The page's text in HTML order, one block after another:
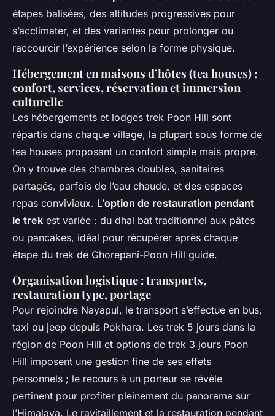
étapes balisées, des altitudes progressives pour
s’acclimater, et des variantes pour prolonger ou
raccourcir l’expérience selon la forme physique.
Hébergement en maisons d’hôtes (tea houses) :
confort, services, réservation et immersion
culturelle
Les hébergements et lodges trek Poon Hill sont
répartis dans chaque village, la plupart sous forme de
tea houses proposant un confort simple mais propre.
On y trouve des chambres doubles, sanitaires
partagés, parfois de l’eau chaude, et des espaces
repas conviviaux. L’option de restauration pendant
le trek est variée : du dhal bat traditionnel aux pâtes
ou pancakes, idéal pour récupérer après chaque
étape du trek de Ghorepani-Poon Hill guide.
Organisation logistique : transports,
restauration type, portage
Pour rejoindre Nayapul, le transport s’effectue en bus,
taxi ou jeep depuis Pokhara. Les trek 5 jours dans la
région de Poon Hill et options de trek 3 jours Poon
Hill imposent une gestion fine de ses effets
personnels ; le recours à un porteur se révèle
pertinent pour profiter pleinement du panorama sur
l’Himalaya. Le ravitaillement et la restauration pendant